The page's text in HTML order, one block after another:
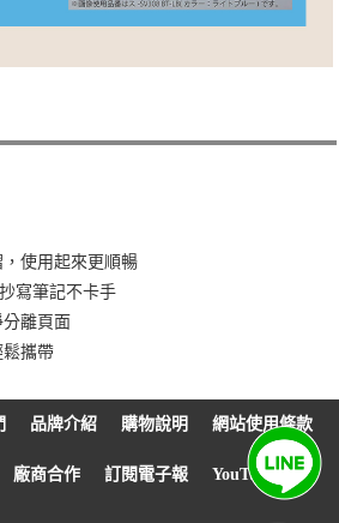
使用起來更順暢
寫筆記不卡手
離頁面
攜帶
品牌介紹 購物說明 網站使用條款
廠商合作 訂閱電子報 YouTube